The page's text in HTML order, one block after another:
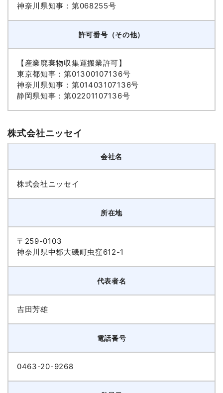
神奈川県知事：第068255号
許可番号（その他）
【産業廃棄物収集運搬業許可】
東京都知事：第01300107136号
神奈川県知事：第01403107136号
静岡県知事：第02201107136号
株式会社ニッセイ
会社名
株式会社ニッセイ
所在地
〒259-0103
神奈川県中郡大磯町虫窪612-1
代表者名
吉田芳雄
電話番号
0463-20-9268